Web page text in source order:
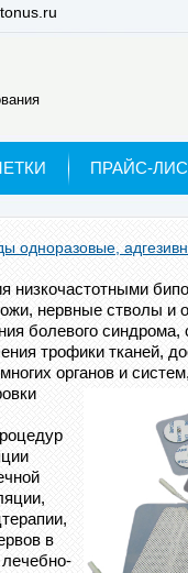
ПРАЙС-
одноразовые,
низкочастотными
нервные стволы
болевого
трофики тканей,
органов и
в
лечебно-